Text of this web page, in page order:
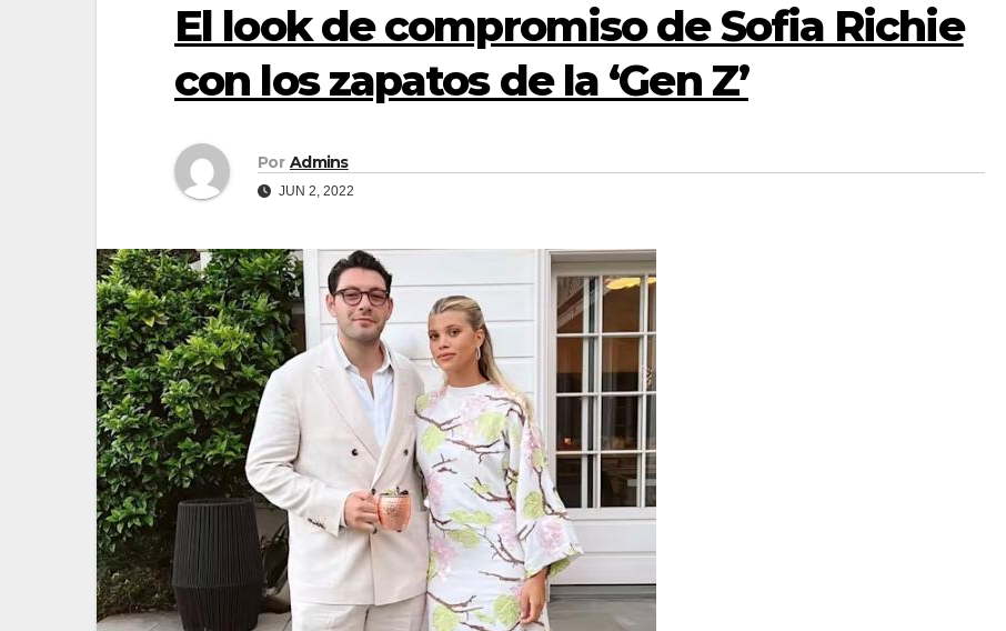
El look de compromiso de Sofia Richie
con los zapatos de la ‘Gen Z’
Por Admins
JUN 2, 2022